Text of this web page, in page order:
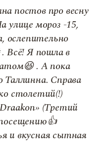
постов про весну
улице мороз -15,
ослепительно
. Всё! Я пошла в
. А пока
Таллинна. Справа
столетий(!)
(Третий
и вкусная сытная